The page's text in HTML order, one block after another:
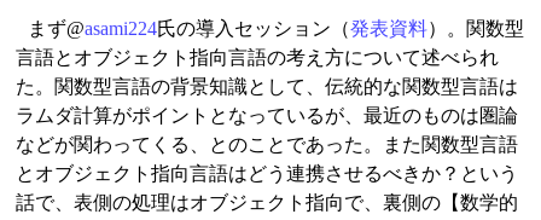
まず@asami224氏の導入セッション（発表資料）。関数型
言語とオブジェクト指向言語の考え方について述べられ
た。関数型言語の背景知識として、伝統的な関数型言語は
ラムダ計算がポイントとなっているが、最近のものは圏論
などが関わってくる、とのことであった。また関数型言語
とオブジェクト指向言語はどう連携させるべきか？という
話で、表側の処理はオブジェクト指向で、裏側の【数学的